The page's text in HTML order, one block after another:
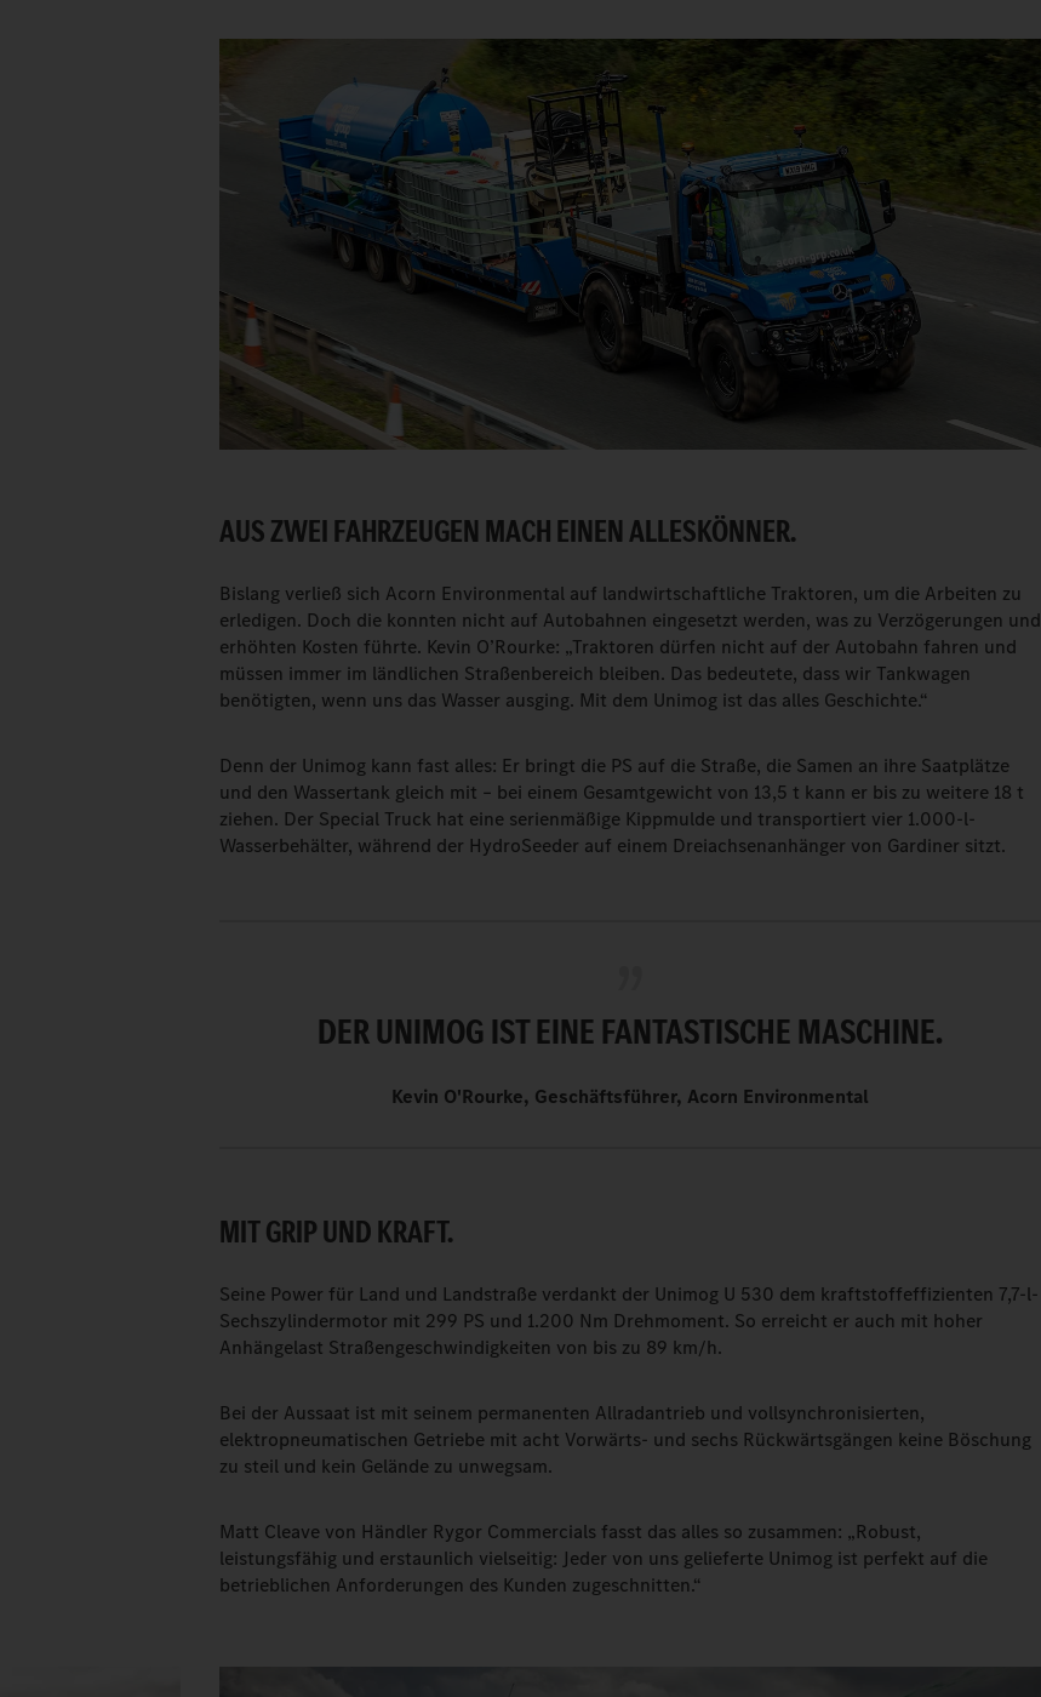
AUS ZWEI FAHRZEUGEN MACH EINEN ALLESKÖNNER.
Bislang verließ sich Acorn Environmental auf landwirtschaftliche Traktoren, um die Arbeiten zu
erledigen. Doch die konnten nicht auf Autobahnen eingesetzt werden, was zu Verzögerungen und
erhöhten Kosten führte. Kevin O’Rourke: „Traktoren dürfen nicht auf der Autobahn fahren und
müssen immer im ländlichen Straßenbereich bleiben. Das bedeutete, dass wir Tankwagen
benötigten, wenn uns das Wasser ausging. Mit dem Unimog ist das alles Geschichte.“
Denn der Unimog kann fast alles: Er bringt die PS auf die Straße, die Samen an ihre Saatplätze
und den Wassertank gleich mit – bei einem Gesamtgewicht von 13,5 t kann er bis zu weitere 18 t
ziehen. Der Special Truck hat eine serienmäßige Kippmulde und transportiert vier 1.000-l-
Wasserbehälter, während der HydroSeeder auf einem Dreiachsenanhänger von Gardiner sitzt.
DER UNIMOG IST EINE FANTASTISCHE MASCHINE.
Kevin O'Rourke, Geschäftsführer, Acorn Environmental
MIT GRIP UND KRAFT.
Seine Power für Land und Landstraße verdankt der Unimog U 530 dem kraftstoffeffizienten 7,7-l-
Sechszylindermotor mit 299 PS und 1.200 Nm Drehmoment. So erreicht er auch mit hoher
Anhängelast Straßengeschwindigkeiten von bis zu 89 km/h.
Bei der Aussaat ist mit seinem permanenten Allradantrieb und vollsynchronisierten,
elektropneumatischen Getriebe mit acht Vorwärts- und sechs Rückwärtsgängen keine Böschung
zu steil und kein Gelände zu unwegsam.
Matt Cleave von Händler Rygor Commercials fasst das alles so zusammen: „Robust,
leistungsfähig und erstaunlich vielseitig: Jeder von uns gelieferte Unimog ist perfekt auf die
betrieblichen Anforderungen des Kunden zugeschnitten.“